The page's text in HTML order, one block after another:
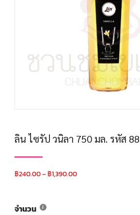
ลิน ไซรัป วนิลา 750 มล. รหัส
฿240.00–฿1,390.00
จำนวน